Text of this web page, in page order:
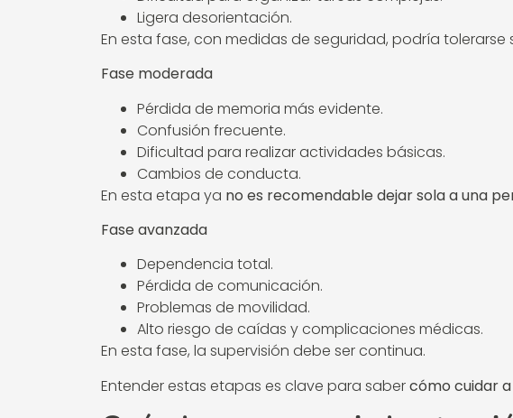
Ligera desorientación.
En esta fase, con medidas de seguridad, podría tolerarse
Fase moderada
Pérdida de memoria más evidente.
Confusión frecuente.
Dificultad para realizar actividades básicas.
Cambios de conducta.
En esta etapa ya no es recomendable dejar sola a una
Fase avanzada
Dependencia total.
Pérdida de comunicación.
Problemas de movilidad.
Alto riesgo de caídas y complicaciones médicas.
En esta fase, la supervisión debe ser continua.
Entender estas etapas es clave para sabercómo cuidar